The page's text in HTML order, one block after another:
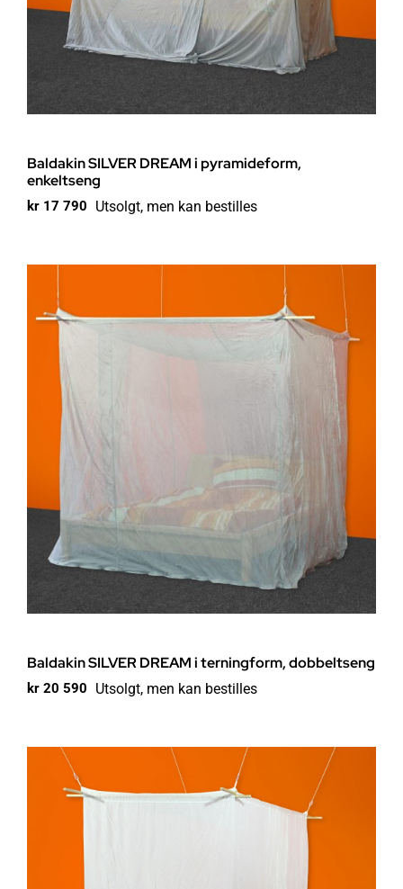
Baldakin SILVER DREAM i pyramideform,
enkeltseng
kr 17 790 Utsolgt, men kan bestilles
Baldakin SILVER DREAM i terningform, dobbeltseng
kr 20 590 Utsolgt, men kan bestilles